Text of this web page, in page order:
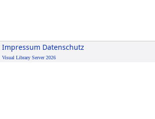
Impressum Datenschutz
Visual Library Server 2026